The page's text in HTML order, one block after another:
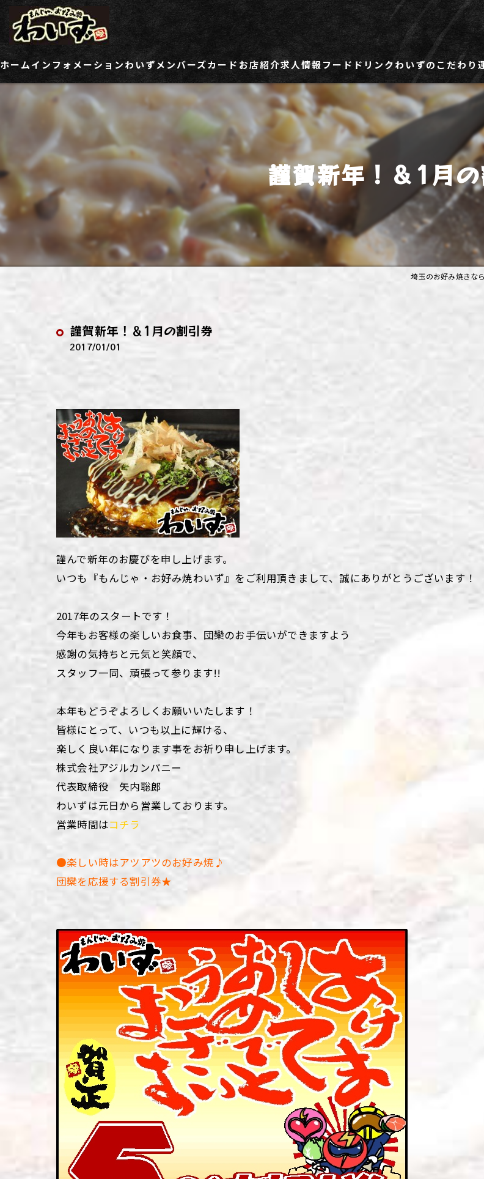
ホームインフォメーションわいずメンバーズカード
ご登録情報変更フォーム
お店紹介
わいず所沢店
わいずふじみ野店
わいず熊谷店
わいず春日部店
わいず三芳店
わいず東川口店
求人情報
社員用求人ページ
パート・アルバイト用求人ページ
フード ドリンクわいずのこだわり
謹賀新年！＆1月
埼玉のお好み焼きな
謹賀新年！＆1月の割引券
2017/01/01
謹んで新年のお慶びを申し上げます。
いつも『もんじゃ・お好み焼わいず』をご利用頂きまして、誠にありがとうございます！
2017年のスタートです！
今年もお客様の楽しいお食事、団欒のお手伝いができますよう
感謝の気持ちと元気と笑顔で、
スタッフ一同、頑張って参ります!!
本年もどうぞよろしくお願いいたします！
皆様にとって、いつも以上に輝ける、
楽しく良い年になります事をお祈り申し上げます。
株式会社アジルカンパニー
代表取締役 矢内聡郎
わいずは元日から営業しております。
営業時間はコチラ
●楽しい時はアツアツのお好み焼♪
団欒を応援する割引券★